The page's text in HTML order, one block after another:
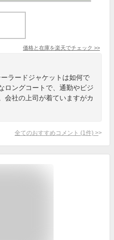
価格と在庫を楽天でチェック >>
ラードジャケットは如何で
ロングコートで、通勤やビジ
会社の上司が着ていますがカ
全てのおすすめコメント (1 件) >